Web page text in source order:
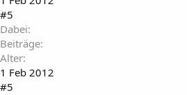
#5
Dabei
Beiträge
Alter
1 Feb 2012
#5